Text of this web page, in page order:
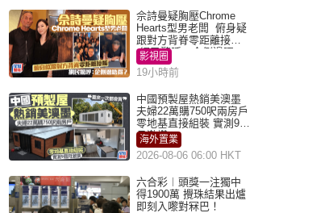
佘詩曼疑胸壓Chrome
Hearts型男老闆 俯身疑
跟對方背脊零距離接觸
網民驚呼：企側邊唔
得？
影視圈
19小時前
中國預製屋熱銷美澳墨
夫婦22萬購750呎兩房戶
零地基直接組裝 實測9個
月激讚
海外置業
2026-08-06 06:00 HKT
六合彩︱頭獎一注獨中
得1900萬 攪珠結果出爐
即刻入嚟對冧巴！